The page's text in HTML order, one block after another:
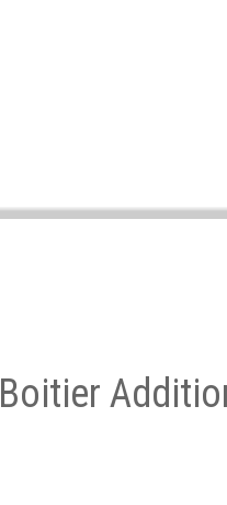
Boitier